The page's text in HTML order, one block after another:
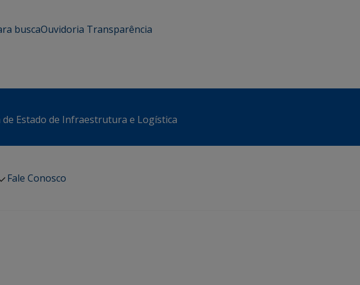
buscaOuvidoria Transparência
de Estado de Infraestrutura e Logística
Fale Conosco